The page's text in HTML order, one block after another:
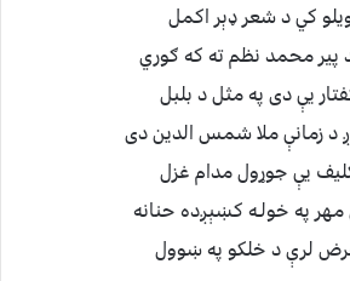
كي د شعر ډېر اكمل
پير محمد نظم ته كه ګوري
يې دى په مثل د بلبل
د زمانې ملا شمس الدين دى
يې جوړول مدام غزل
په خولـه كښېږده حنانه
لرې د خلكو په ښوول